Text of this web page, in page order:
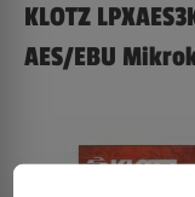
KLOTZ
AES/EBU